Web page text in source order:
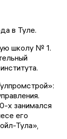
в Туле.
школу № 1.
х занимался
его
Тула»,